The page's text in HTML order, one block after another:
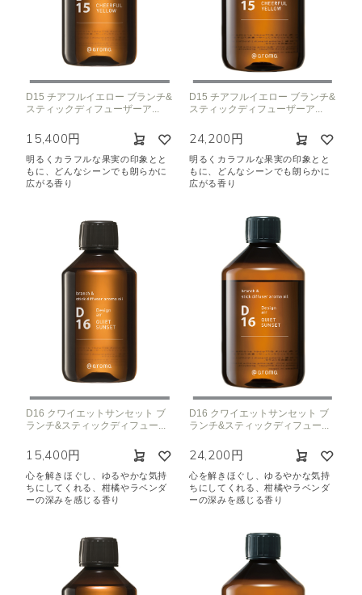
D15 チアフルイエロー ブランチ&
スティックディフューザーア...
15,400円
明るくカラフルな果実の印象とと
もに、どんなシーンでも朗らかに
広がる香り
D15 チアフルイエロー ブランチ&
スティックディフューザーア...
24,200円
明るくカラフルな果実の印象とと
もに、どんなシーンでも朗らかに
広がる香り
D16 クワイエットサンセット ブ
ランチ&スティックディフュー...
15,400円
心を解きほぐし、ゆるやかな気持
ちにしてくれる、柑橘やラベンダ
ーの深みを感じる香り
D16 クワイエットサンセット ブ
ランチ&スティックディフュー...
24,200円
心を解きほぐし、ゆるやかな気持
ちにしてくれる、柑橘やラベンダ
ーの深みを感じる香り